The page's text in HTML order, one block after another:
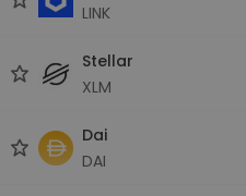
LINK
Stellar
XLM
Dai
DAI